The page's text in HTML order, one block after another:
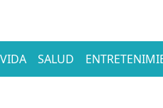
VIDA SALUD